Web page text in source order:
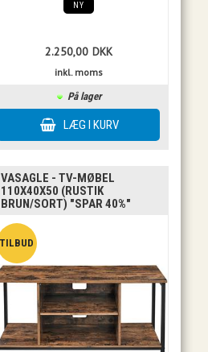
NY
2.250,00 DKK
inkl. moms
På lager
VASAGLE - TV-MØBEL
110X40X50 (RUSTIK
BRUN/SORT) "SPAR 40%"